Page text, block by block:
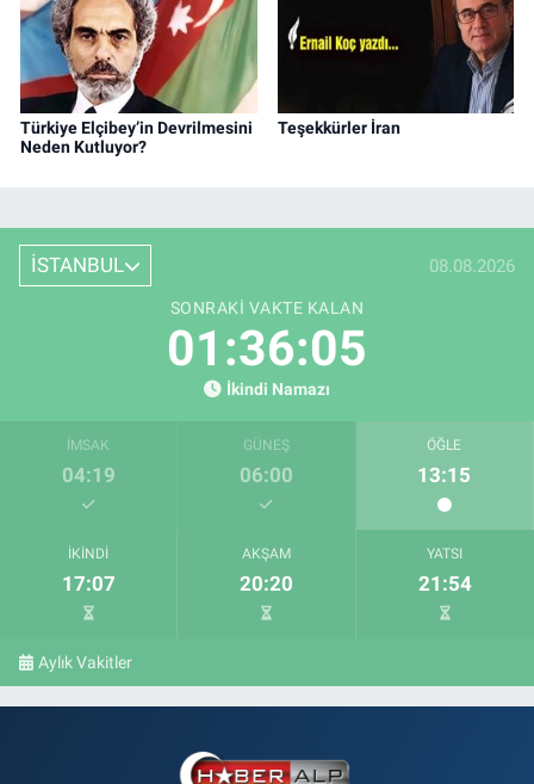
Türkiye Elçibey’in Devrilmesini
Neden Kutluyor?
Teşekkürler İran
İSTANBUL 08.08.2026
SONRAKI VAKTE KALAN
01:36:04
İkindi Namazı
İMSAK
04:19
GÜNEŞ
06:00
ÖĞLE
13:15
İKINDI
17:07
AKŞAM
20:20
YATSI
21:54
Aylık Vakitler